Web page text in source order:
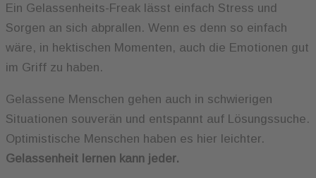
Ein Gelassenheits-Freak lässt einfach Stress und
Sorgen an sich abprallen. Wenn es denn so einfach
wäre, in hektischen Momenten, auch die Emotionen gut
im Griff zu haben.
Gelassene Menschen gehen auch in schwierigen
Situationen souverän und entspannt auf Lösungssuche.
Optimistische Menschen haben es hier leichter.
Gelassenheit lernen kann jeder.